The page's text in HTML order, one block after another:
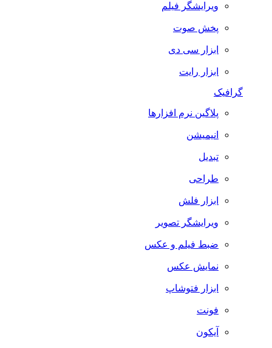
ویرایشگر فیلم
پخش صوت
ابزار سی دی
ابزار رایت
گرافیک
پلاگین نرم افزارها
انیمیشن
تبدیل
طراحی
ابزار فلش
ویرایشگر تصویر
ضبط فيلم و عكس
نمایش عکس
ابزار فتوشاپ
فونت
آیکون